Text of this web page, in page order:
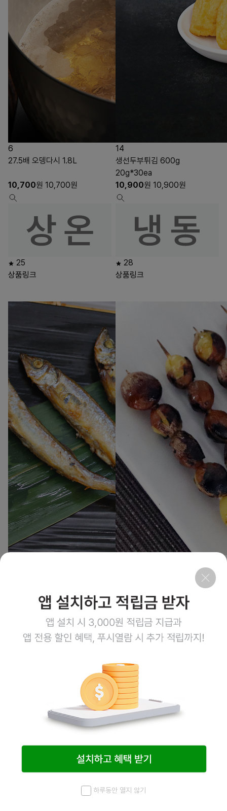
6
27.5배 오뎅다시 1.8L
10,700원 10,700원
25
상품링크
14
생선두부튀김 600g
20g*30ea
10,900원 10,900원
28
상품링크
원 9,600원
상품링크
은행꼬치 10g*20ea / 7.31 입고
예정
9,400원 9,400원
22
상품링크
하루동안 열지 않기